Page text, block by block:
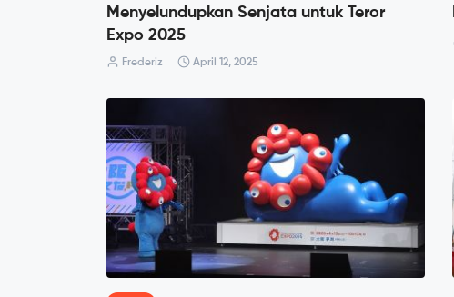
Menyelundupkan Senjata untuk Teror
Expo 2025
Frederiz April 12, 2025